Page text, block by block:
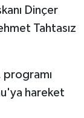
Dinçer
Tahtasız
hareket